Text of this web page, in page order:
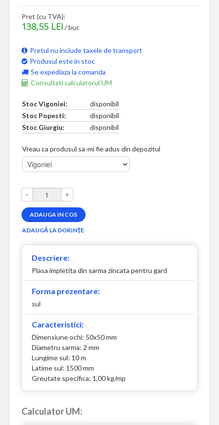
Pret (cu TVA):
138,55 LEI/ buc
Pretul nu include taxele de transport
Produsul este in stoc
Se expediaza la comanda
Consultati calculatorul UM
Stoc Vigoniei:
disponibil
Stoc Popesti:
disponibil
Stoc Giurgiu:
disponibil
Vreau ca produsul sa-mi fie adus din depozitul
– +
Descriere:
Plasa impletita din sarma zincata pentru gard
Forma prezentare:
sul
Caracteristici:
Dimensiune ochi: 50x50 mm
Diametru sarma: 2 mm
Lungime sul: 10 m
Latime sul: 1500 mm
Greutate specifica: 1,00 kg/mp
Calculator UM: